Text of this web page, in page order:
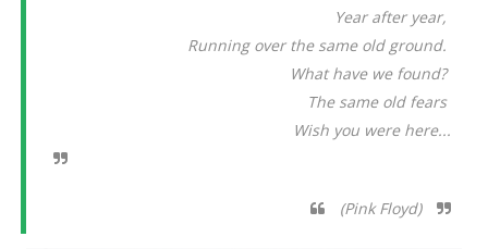
Year after year,
Running over the same old ground.
What have we found?
The same old fears
Wish you were here...
(Pink Floyd)